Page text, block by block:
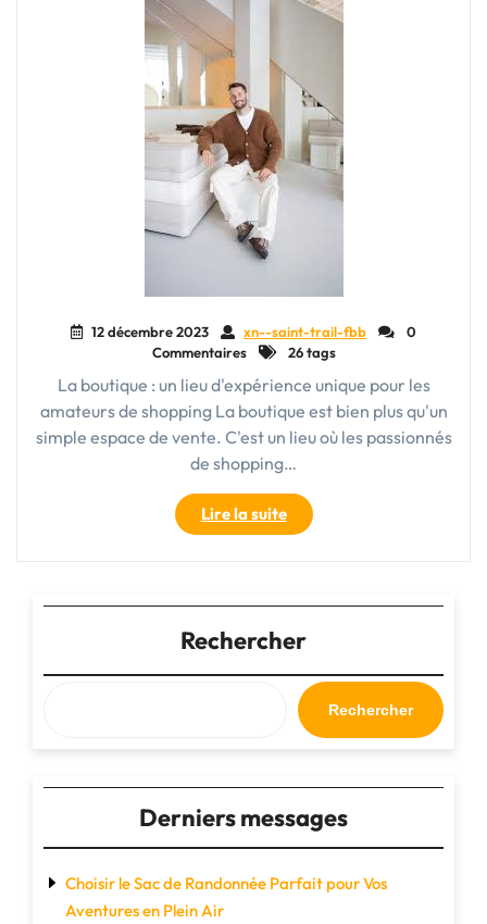
12 décembre 2023 xn--saint-trail-fbb
0
Commentaires
26 tags
La boutique : un lieu d'expérience unique pour les
amateurs de shopping La boutique est bien plus qu'un
simple espace de vente. C'est un lieu où les passionnés
de shopping…
Lire la suite"La
Boutique
Élégante
Un
Paradis
du
Shopping
pour
les
Rechercher
Rechercher
Derniers messages
Choisir le Sac de Randonnée Parfait pour Vos
Aventures en Plein Air